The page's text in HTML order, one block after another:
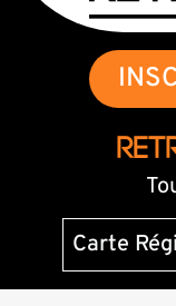
Carte